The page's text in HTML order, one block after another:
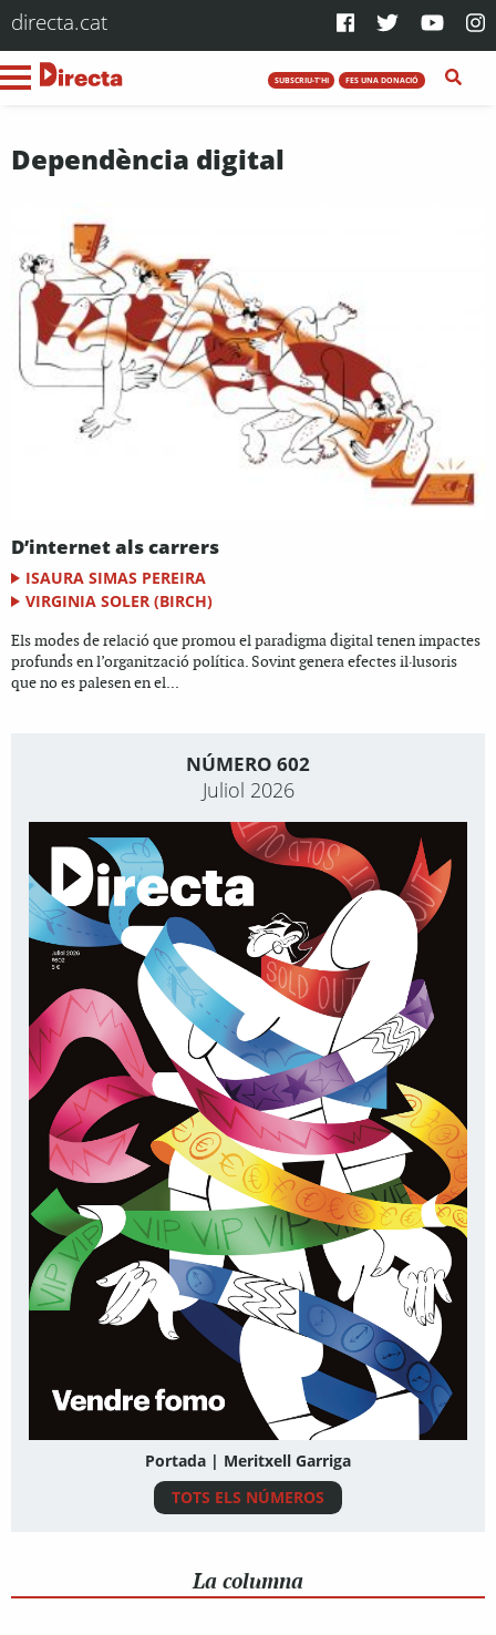
directa.cat
SUBSCRIU-T'HI FES UNA DONACIÓ
Dependència digital
D’internet als carrers
ISAURA SIMAS PEREIRA
VIRGINIA SOLER (BIRCH)
Els modes de relació que promou el paradigma digital tenen impactes
profunds en l’organització política. Sovint genera efectes il·lusoris
que no es palesen en el...
NÚMERO 602
Juliol 2026
Portada | Meritxell Garriga
TOTS ELS NÚMEROS
La columna